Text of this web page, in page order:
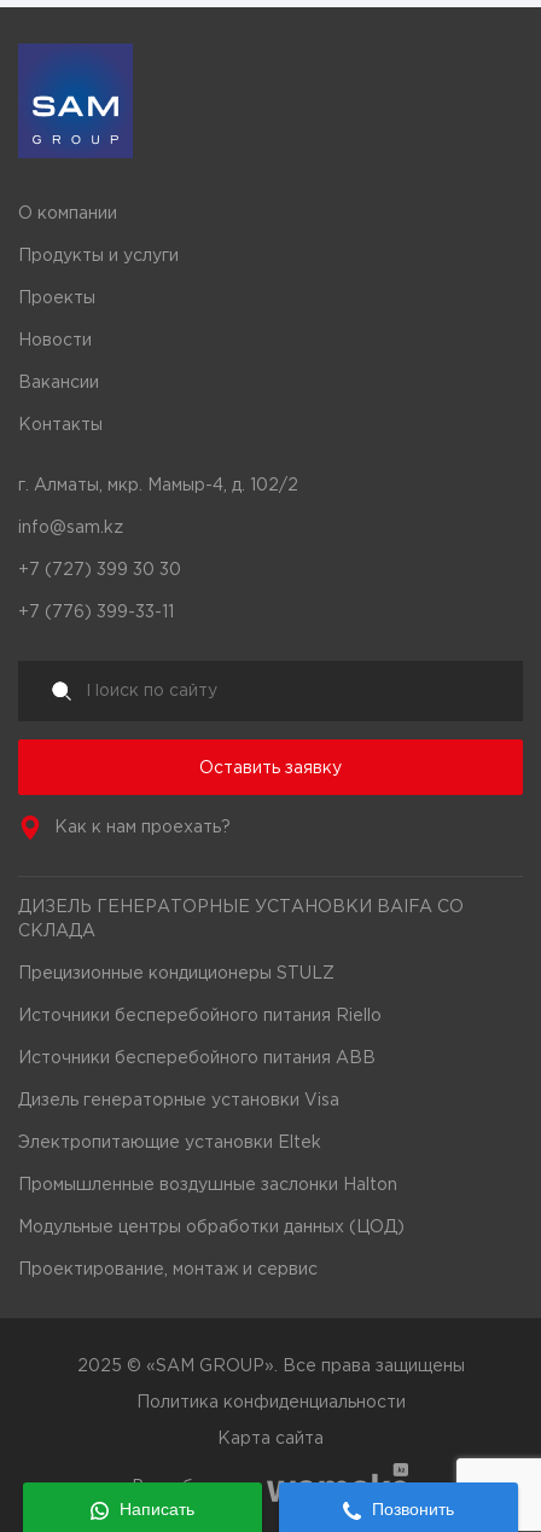
Написать Позвонить
О компании
Продукты и услуги
Проекты
Новости
Вакансии
Контакты
г. Алматы, мкр. Мамыр-4, д. 102/2
info@sam.kz
+7 (727) 399 30 30
+7 (776) 399-33-11
Оставить заявку
Как к нам проехать?
ДИЗЕЛЬ ГЕНЕРАТОРНЫЕ УСТАНОВКИ BAIFA СО
СКЛАДА
Прецизионные кондиционеры STULZ
Источники бесперебойного питания Riello
Источники бесперебойного питания ABB
Дизель генераторные установки Visa
Электропитающие установки Eltek
Промышленные воздушные заслонки Halton
Модульные центры обработки данных (ЦОД)
Проектирование, монтаж и сервис
2025 © «SAM GROUP». Все права защищены
Политика конфиденциальности
Карта сайта